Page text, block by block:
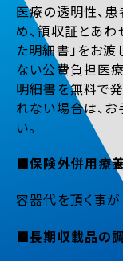
医療の透明性、
め、領収証とあ
た明細書」をお
ない公費負担医
明細書を無料で
れない場合は、
い。
■保険外併用療
容器代を頂く事
■長期収載品の